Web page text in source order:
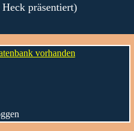
präsentiert)
vorhanden